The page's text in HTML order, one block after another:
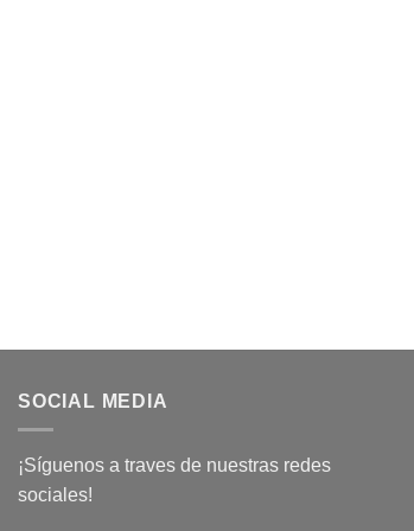
SOCIAL MEDIA
¡Síguenos a traves de nuestras redes
sociales!